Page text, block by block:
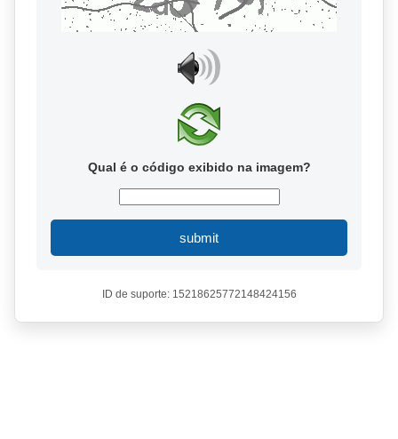
Qual é o código exibido na imagem?
submit
ID de suporte: 15218625772148424156